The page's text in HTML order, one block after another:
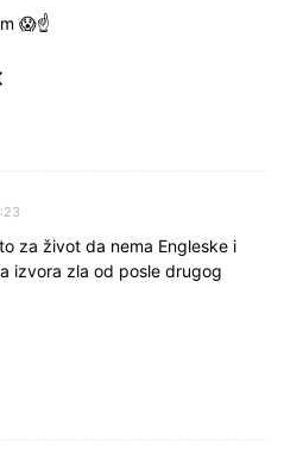
😱☝
za život da nema Engleske i
izvora zla od posle drugog